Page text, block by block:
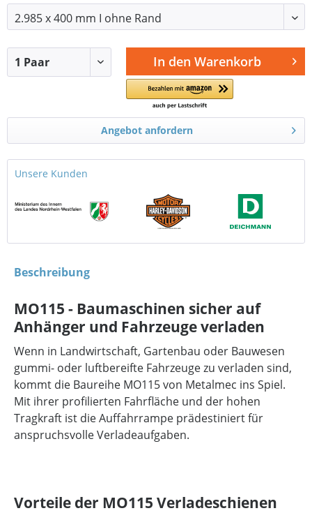
In den Warenkorb
Angebot anfordern
Unsere Kunden
Beschreibung
MO115 - Baumaschinen sicher auf
Anhänger und Fahrzeuge verladen
Wenn in Landwirtschaft, Gartenbau oder Bauwesen
gummi- oder luftbereifte Fahrzeuge zu verladen sind,
kommt die Baureihe MO115 von Metalmec ins Spiel.
Mit ihrer profilierten Fahrfläche und der hohen
Tragkraft ist die Auffahrrampe prädestiniert für
anspruchsvolle Verladeaufgaben.
Vorteile der MO115 Verladeschienen